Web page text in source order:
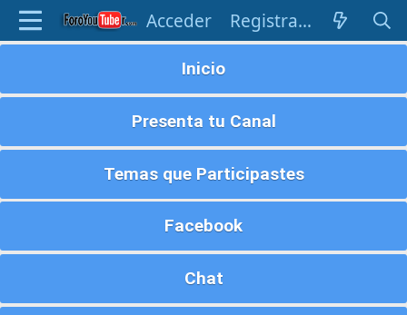
Acceder Registrarse
Inicio
Presenta tu Canal
Temas que Participastes
Facebook
Chat